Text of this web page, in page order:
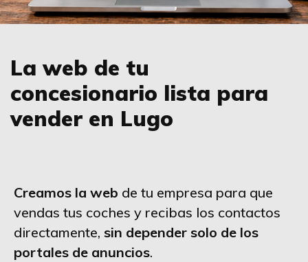
La web de tu
concesionario lista para
vender en Lugo
Creamos la web de tu empresa para que
vendas tus coches y recibas los contactos
directamente, sin depender solo de los
portales de anuncios.